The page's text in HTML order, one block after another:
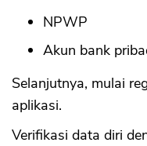
NPWP
Akun bank
Selanjutnya, mulai
aplikasi.
Verifikasi data diri